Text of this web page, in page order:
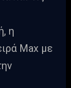
η
Max με